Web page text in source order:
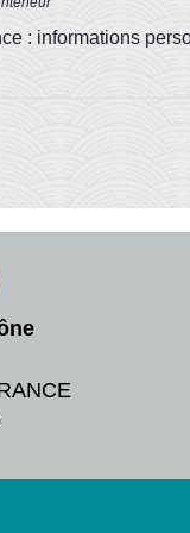
: informations